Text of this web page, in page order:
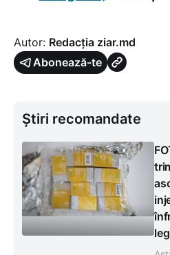
Autor: Redacția ziar.md
Abonează-te
Știri recomandate